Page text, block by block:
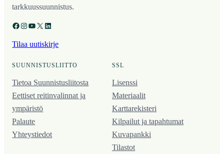
tarkkuussuunnistus.
Facebook Instagram YouTube X LinkedIn
Tilaa uutiskirje
SUUNNISTUSLIITTO
Tietoa Suunnistusliitosta
Eettiset reitinvalinnat ja
ympäristö
Palaute
Yhteystiedot
SSL
Lisenssi
Materiaalit
Karttarekisteri
Kilpailut ja tapahtumat
Kuvapankki
Tilastot